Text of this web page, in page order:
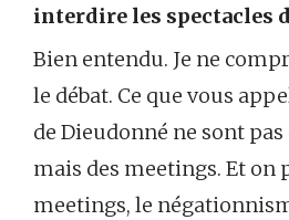
interdire les spectacles
Bien entendu. Je ne
le débat. Ce que vous
de Dieudonné ne sont pas
mais des meetings. Et on
meetings, le